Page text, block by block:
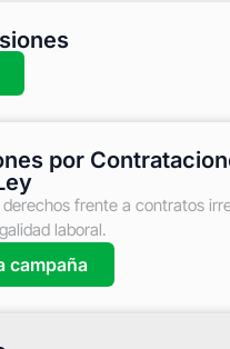
por
frente a contratos
laboral.
campaña